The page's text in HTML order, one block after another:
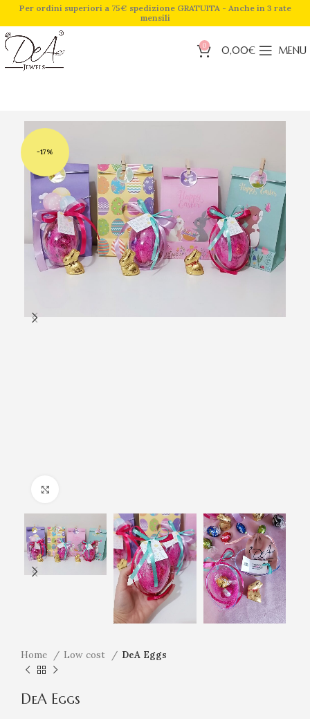
Per ordini superiori a 75€ spedizione GRATUITA - Anche in 3 rate
mensili
0 0,00€ MENU
-17%
Home Low cost DeA Eggs
DeA Eggs